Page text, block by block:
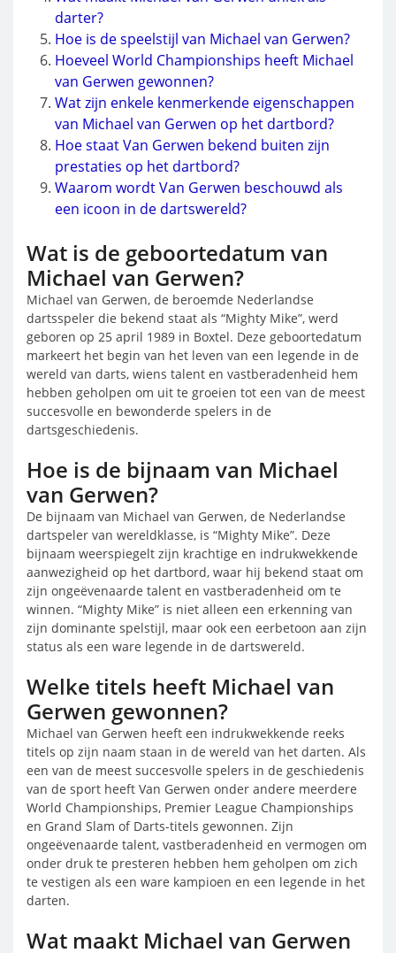
darter?
Hoe is de speelstijl van Michael van Gerwen?
Hoeveel World Championships heeft Michael
van Gerwen gewonnen?
Wat zijn enkele kenmerkende eigenschappen
van Michael van Gerwen op het dartbord?
Hoe staat Van Gerwen bekend buiten zijn
prestaties op het dartbord?
Waarom wordt Van Gerwen beschouwd als
een icoon in de dartswereld?
Wat is de geboortedatum van
Michael van Gerwen?
Michael van Gerwen, de beroemde Nederlandse
dartsspeler die bekend staat als “Mighty Mike”, werd
geboren op 25 april 1989 in Boxtel. Deze geboortedatum
markeert het begin van het leven van een legende in de
wereld van darts, wiens talent en vastberadenheid hem
hebben geholpen om uit te groeien tot een van de meest
succesvolle en bewonderde spelers in de
dartsgeschiedenis.
Hoe is de bijnaam van Michael
van Gerwen?
De bijnaam van Michael van Gerwen, de Nederlandse
dartspeler van wereldklasse, is “Mighty Mike”. Deze
bijnaam weerspiegelt zijn krachtige en indrukwekkende
aanwezigheid op het dartbord, waar hij bekend staat om
zijn ongeëvenaarde talent en vastberadenheid om te
winnen. “Mighty Mike” is niet alleen een erkenning van
zijn dominante spelstijl, maar ook een eerbetoon aan zijn
status als een ware legende in de dartswereld.
Welke titels heeft Michael van
Gerwen gewonnen?
Michael van Gerwen heeft een indrukwekkende reeks
titels op zijn naam staan in de wereld van het darten. Als
een van de meest succesvolle spelers in de geschiedenis
van de sport heeft Van Gerwen onder andere meerdere
World Championships, Premier League Championships
en Grand Slam of Darts-titels gewonnen. Zijn
ongeëvenaarde talent, vastberadenheid en vermogen om
onder druk te presteren hebben hem geholpen om zich
te vestigen als een ware kampioen en een legende in het
darten.
Wat maakt Michael van Gerwen